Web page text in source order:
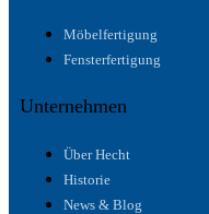
Möbelfertigung
Fensterfertigung
Unternehmen
Über Hecht
Historie
News & Blog